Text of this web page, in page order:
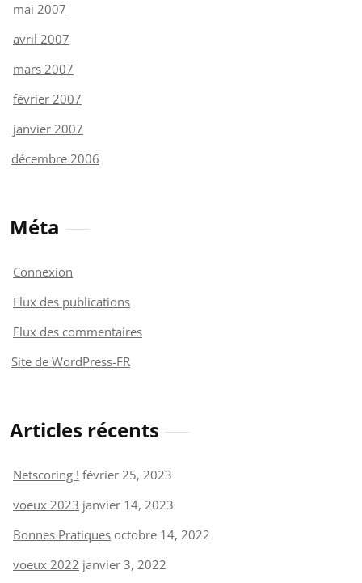
mai 2007
avril 2007
mars 2007
février 2007
janvier 2007
décembre 2006
Méta
Connexion
Flux des publications
Flux des commentaires
Site de WordPress-FR
Articles récents
Netscoring ! février 25, 2023
voeux 2023 janvier 14, 2023
Bonnes Pratiques octobre 14, 2022
voeux 2022 janvier 3, 2022